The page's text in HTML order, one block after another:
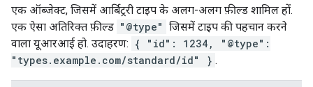
एक ऑब्जेक्ट, जिसमें आर्बिट्ररी टाइप के अलग-अलग फ़ील्ड शामिल हों.
एक ऐसा अतिरिक्त फ़ील्ड "@type" जिसमें टाइप की पहचान करने
वाला यूआरआई हो. उदाहरण: { "id": 1234, "@type":
"types.example.com/standard/id" } .